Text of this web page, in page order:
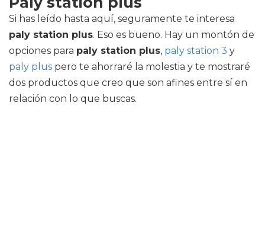
Si has leído hasta aquí, seguramente te interesa
paly station plus. Eso es bueno. Hay un montón de
opciones para paly station plus, paly station 3 y
paly plus pero te ahorraré la molestia y te mostraré
dos productos que creo que son afines entre sí en
relación con lo que buscas.